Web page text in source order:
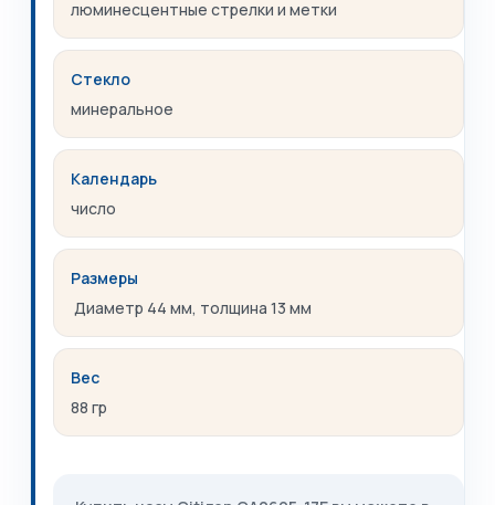
люминесцентные стрелки и метки
Стекло
минеральное
Календарь
число
Размеры
Диаметр 44 мм, толщина 13 мм
Вес
88 гр